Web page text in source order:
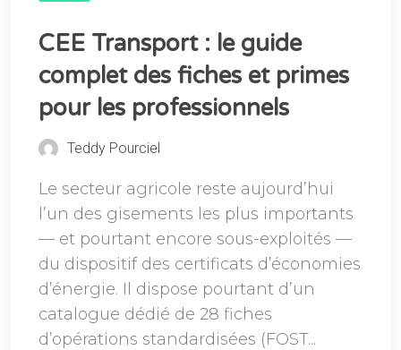
CEE Transport : le guide
complet des fiches et primes
pour les professionnels
Teddy Pourciel
Le secteur agricole reste aujourd’hui
l’un des gisements les plus importants
— et pourtant encore sous-exploités —
du dispositif des certificats d’économies
d’énergie. Il dispose pourtant d’un
catalogue dédié de 28 fiches
d’opérations standardisées (FOST...